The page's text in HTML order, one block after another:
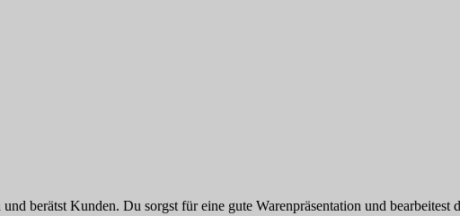
berätst Kunden. Du sorgst für eine gute Warenpräsentation und